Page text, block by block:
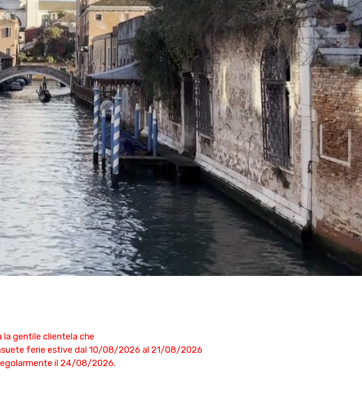
la gentile clientela che
ferie estive dal 10/08/2026 al 21/08/2026
il 24/08/2026.